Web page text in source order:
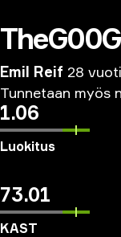
Emil Reif 28
Tunnetaan myös
1.06
Luokitus
73.01
KAST